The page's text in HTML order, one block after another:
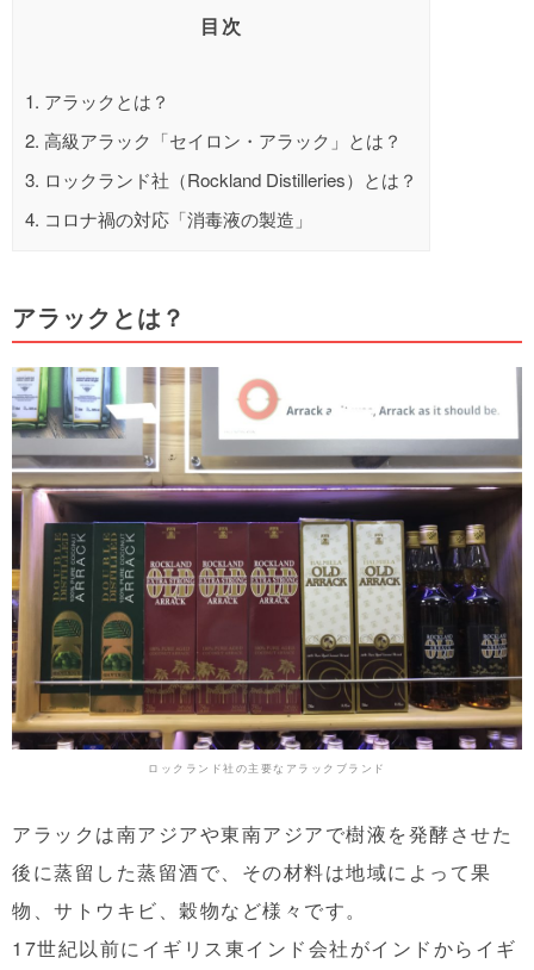
目次
1. アラックとは？
2. 高級アラック「セイロン・アラック」とは？
3. ロックランド社（Rockland Distilleries）とは？
4. コロナ禍の対応「消毒液の製造」
アラックとは？
ロックランド社の主要なアラックブランド
アラックは南アジアや東南アジアで樹液を発酵させた
後に蒸留した蒸留酒で、その材料は地域によって果
物、サトウキビ、穀物など様々です。
17世紀以前にイギリス東インド会社がインドからイギ